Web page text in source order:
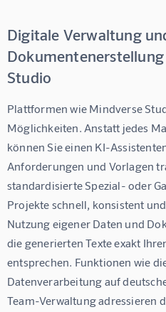
Digitale Verwaltung
Studio
Plattformen wie Mindverse
Möglichkeiten. Anstatt jedes
können Sie einen KI-
Anforderungen und Vorlagen
standardisierte Spezial- oder
Projekte schnell, konsistent
Nutzung eigener Daten und
die generierten Texte exakt
entsprechen. Funktionen wie
Datenverarbeitung auf
Team-Verwaltung adressieren